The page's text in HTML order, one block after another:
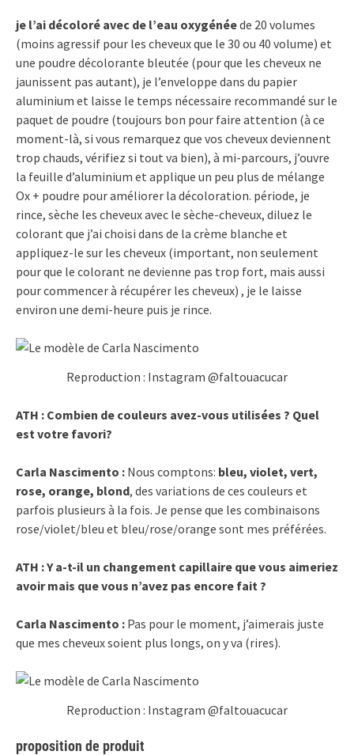
je l’ai décoloré avec de l’eau oxygénéede 20 volumes
(moins agressif pour les cheveux que le 30 ou 40 volume) et
une poudre décolorante bleutée (pour que les cheveux ne
jaunissent pas autant), je l’enveloppe dans du papier
aluminium et laisse le temps nécessaire recommandé sur le
paquet de poudre (toujours bon pour faire attention (à ce
moment-là, si vous remarquez que vos cheveux deviennent
trop chauds, vérifiez si tout va bien), à mi-parcours, j’ouvre
la feuille d’aluminium et applique un peu plus de mélange
Ox + poudre pour améliorer la décoloration. période, je
rince, sèche les cheveux avec le sèche-cheveux, diluez le
colorant que j’ai choisi dans de la crème blanche et
appliquez-le sur les cheveux (important, non seulement
pour que le colorant ne devienne pas trop fort, mais aussi
pour commencer à récupérer les cheveux) , je le laisse
environ une demi-heure puis je rince.
Reproduction : Instagram @faltouacucar
ATH : Combien de couleurs avez-vous utilisées ? Quel
est votre favori?
Carla Nascimento : Nous comptons: bleu, violet, vert,
rose, orange, blond, des variations de ces couleurs et
parfois plusieurs à la fois. Je pense que les combinaisons
rose/violet/bleu et bleu/rose/orange sont mes préférées.
ATH : Y a-t-il un changement capillaire que vous aimeriez
avoir mais que vous n’avez pas encore fait ?
Carla Nascimento : Pas pour le moment, j’aimerais juste
que mes cheveux soient plus longs, on y va (rires).
Reproduction : Instagram @faltouacucar
proposition de produit